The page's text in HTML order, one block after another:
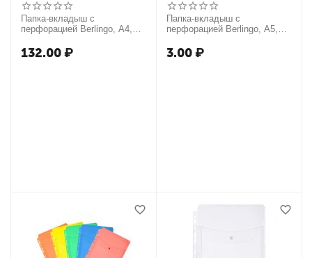
Папка-вкладыш с
перфорацией Berlingo, А4,
расширяющаяся, до 250л.
132.00₽
Папка-вкладыш с
перфорацией Berlingo, А5,
горизонтальная
3.00₽